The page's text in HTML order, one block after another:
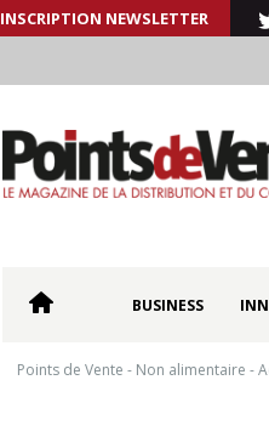
INSCRIPTION NEWSLETTER
BUSINESS
Points de Vente - Non alimentaire -